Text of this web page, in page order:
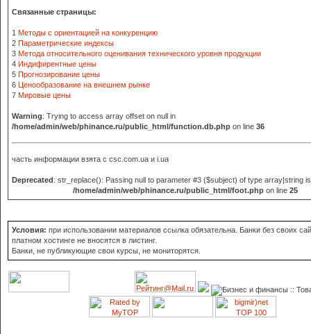
Связанные страницы:
1 Методы с ориентацией на конкуренцию
2 Параметрические индексы
3 Метода относительного оценивания технического уровня продукции
4 Индифирентные цены
5 Прогнозирование цены
6 Ценообразование на внешнем рынке
7 Мировые цены
Warning: Trying to access array offset on null in
/home/admin/web/phinance.ru/public_html/function.db.php on line 36
часть информации взята с csc.com.ua и i.ua
Deprecated: str_replace(): Passing null to parameter #3 ($subject) of type array|string
/home/admin/web/phinance.ru/public_html/foot.php on line 25
Условия: при использовании материалов ссылка обязательна. Банки без своих
платном хостинге не вносятся в листинг.
Банки, не публикующие свои курсы, не мониторятся.